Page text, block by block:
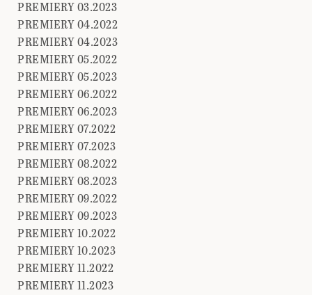
PREMIERY 03.2023
PREMIERY 04.2022
PREMIERY 04.2023
PREMIERY 05.2022
PREMIERY 05.2023
PREMIERY 06.2022
PREMIERY 06.2023
PREMIERY 07.2022
PREMIERY 07.2023
PREMIERY 08.2022
PREMIERY 08.2023
PREMIERY 09.2022
PREMIERY 09.2023
PREMIERY 10.2022
PREMIERY 10.2023
PREMIERY 11.2022
PREMIERY 11.2023